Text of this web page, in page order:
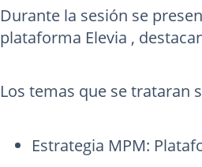
Durante la sesión se
plataforma Elevia ,
Los temas que se trataran
Estrategia MPM: